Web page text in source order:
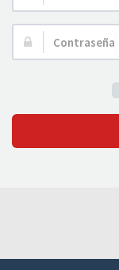
de
Usuario:
Contraseña: